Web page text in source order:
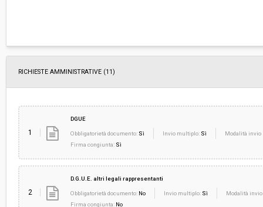
RICHIESTE AMMINISTRATIVE (11)
1
DGUE
Obbligatorietà documento: Sì Invio multiplo: Sì
Modalità invio
Firma congiunta: Sì
2
D.G.U.E. altri legali rappresentanti
Obbligatorietà documento: No Invio multiplo: Sì
Modalità
Firma congiunta: No